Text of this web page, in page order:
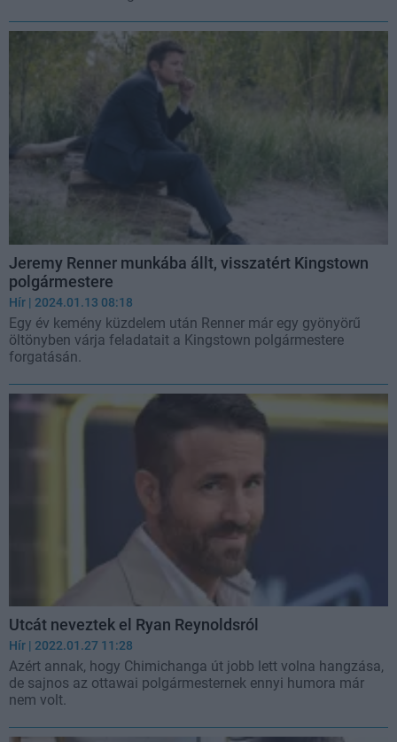
Jeremy Renner munkába állt, visszatért Kingstown
polgármestere
Hír | 2024.01.13 08:18
Egy év kemény küzdelem után Renner már egy gyönyörű
öltönyben várja feladatait a Kingstown polgármestere
forgatásán.
Utcát neveztek el Ryan Reynoldsról
Hír | 2022.01.27 11:28
Azért annak, hogy Chimichanga út jobb lett volna hangzása,
de sajnos az ottawai polgármesternek ennyi humora már
nem volt.